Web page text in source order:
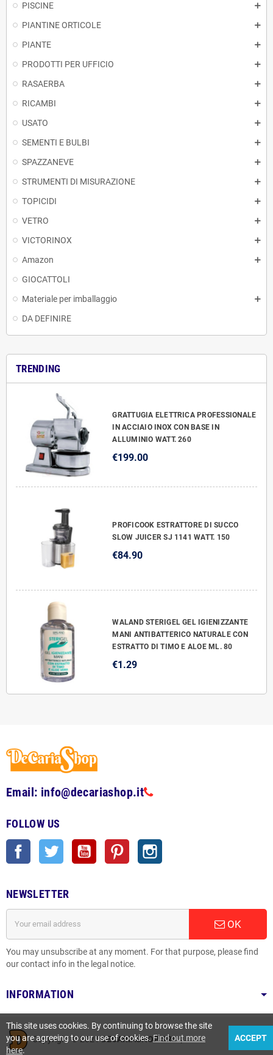
PISCINE
PIANTINE ORTICOLE
PIANTE
PRODOTTI PER UFFICIO
RASAERBA
RICAMBI
USATO
SEMENTI E BULBI
SPAZZANEVE
STRUMENTI DI MISURAZIONE
TOPICIDI
VETRO
VICTORINOX
Amazon
GIOCATTOLI
Materiale per imballaggio
DA DEFINIRE
TRENDING
GRATTUGIA ELETTRICA PROFESSIONALE
IN ACCIAIO INOX CON BASE IN
ALLUMINIO WATT. 260
€199.00
PROFICOOK ESTRATTORE DI SUCCO
SLOW JUICER SJ 1141 WATT. 150
€84.90
WALAND STERIGEL GEL IGIENIZZANTE
MANI ANTIBATTERICO NATURALE CON
ESTRATTO DI TIMO E ALOE ML. 80
€1.29
Email: info@decariashop.it
FOLLOW US
Facebook Twitter YouTube Pinterest
NEWSLETTER
OK
You may unsubscribe at any moment. For that purpose, please find
our contact info in the legal notice.
INFORMATION
Copyright © 2021DECARIASHOP SRL|
This site uses cookies. By continuing to browse the site
you are agreeing to our use of cookies.Find out more
here.
ACCEPT